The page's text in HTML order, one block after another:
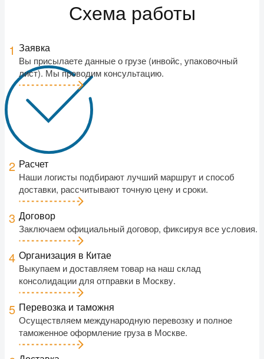
Схема работы
1 Заявка
Вы присылаете данные о грузе (инвойс, упаковочный
лист). Мы проводим консультацию.
2 Расчет
Наши логисты подбирают лучший маршрут и способ
доставки, рассчитывают точную цену и сроки.
3 Договор
Заключаем официальный договор, фиксируя все условия.
4 Организация в Китае
Выкупаем и доставляем товар на наш склад
консолидации для отправки в Москву.
5 Перевозка и таможня
Осуществляем международную перевозку и полное
таможенное оформление груза в Москве.